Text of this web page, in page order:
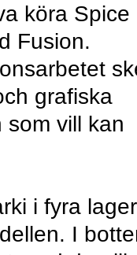
köra Spice
Fusion.
grafiska
som vill kan
i fyra lager
I